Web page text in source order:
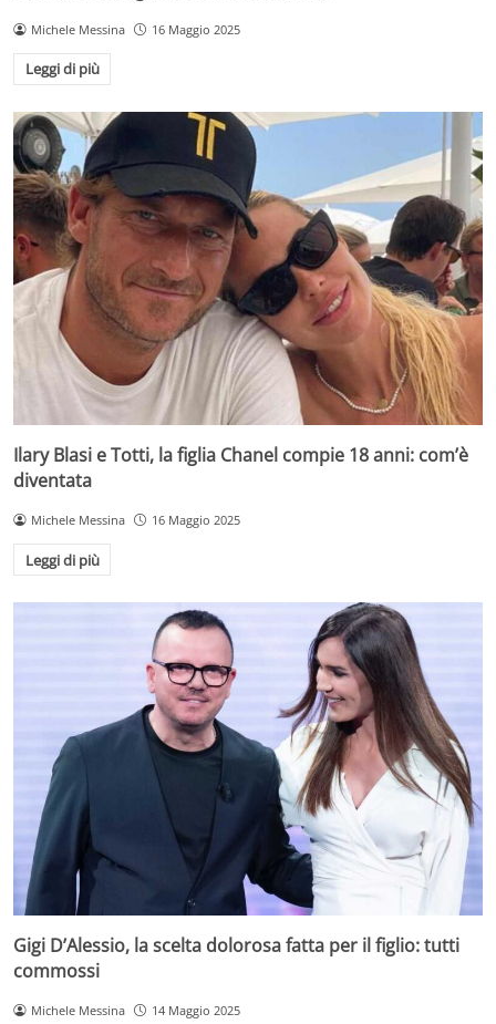
Michele Messina 16 Maggio 2025
Leggi di più
Ilary Blasi e Totti, la figlia Chanel compie 18 anni: com’è
diventata
Michele Messina 16 Maggio 2025
Leggi di più
Gigi D’Alessio, la scelta dolorosa fatta per il figlio: tutti
commossi
Michele Messina 14 Maggio 2025